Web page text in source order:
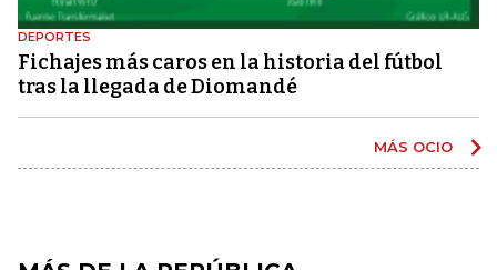
DEPORTES
Fichajes más caros en la historia del fútbol
tras la llegada de Diomandé
MÁS OCIO